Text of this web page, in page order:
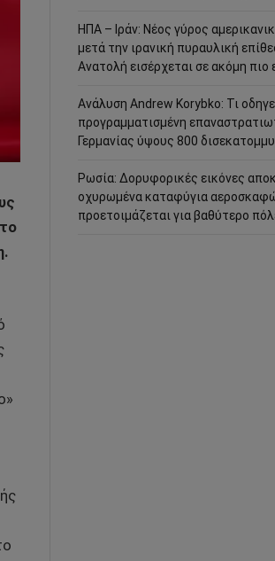
ΗΠΑ – Ιράν: Νέος γύρος
μετά την ιρανική πυραυλική
Ανατολή εισέρχεται σε ακόμη πιο
Ανάλυση Andrew Korybko: Τι
προγραμματισμένη
Γερμανίας ύψους 800
Ρωσία: Δορυφορικές εικόνες
οχυρωμένα καταφύγια
προετοιμάζεται για βαθύτερο